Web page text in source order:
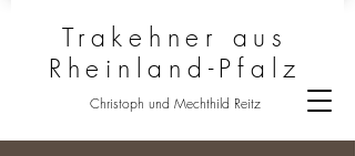
Trakehner aus
Rheinland-Pfalz
Christoph und Mechthild Reitz